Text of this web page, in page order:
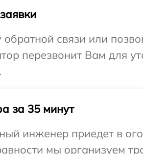
связи или
перезвонит Вам для
за 35 минут
инженер приедет в
мы организуем